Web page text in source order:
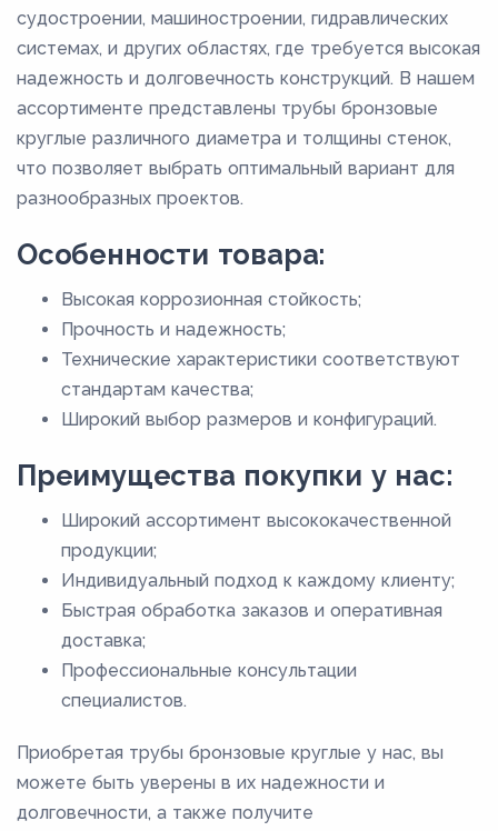
судостроении, машиностроении, гидравлических
системах, и других областях, где требуется высокая
надежность и долговечность конструкций. В нашем
ассортименте представлены трубы бронзовые
круглые различного диаметра и толщины стенок,
что позволяет выбрать оптимальный вариант для
разнообразных проектов.
Особенности товара:
Высокая коррозионная стойкость;
Прочность и надежность;
Технические характеристики соответствуют
стандартам качества;
Широкий выбор размеров и конфигураций.
Преимущества покупки у нас:
Широкий ассортимент высококачественной
продукции;
Индивидуальный подход к каждому клиенту;
Быстрая обработка заказов и оперативная
доставка;
Профессиональные консультации
специалистов.
Приобретая трубы бронзовые круглые у нас, вы
можете быть уверены в их надежности и
долговечности, а также получите